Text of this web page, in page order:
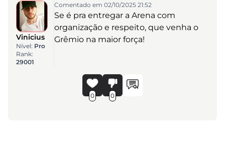
Vinicius
Nível: Pro
Rank:
29001
Comentado em 02/10/2025 21:52
Se é pra entregar a Arena com
organização e respeito, que venha o
Grêmio na maior força!
0 0